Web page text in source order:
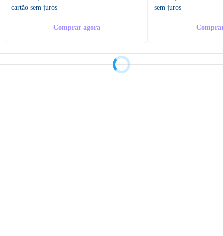
cartão sem juros
Comprar agora
sem juros